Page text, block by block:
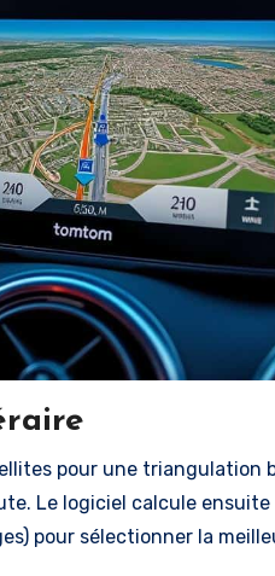
pour une triangulation
Le logiciel calcule ensuite
pour sélectionner la